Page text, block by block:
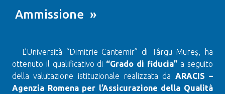
Ammissione »
L’Università “Dimitrie Cantemir” di Târgu Mureş, ha
ottenuto il qualificativo di “Grado di fiducia” a seguito
della valutazione istituzionale realizzata da ARACIS –
Agenzia Romena per l’Assicurazione della Qualità